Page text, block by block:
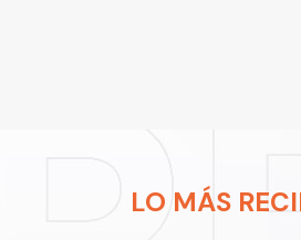
LO MÁS